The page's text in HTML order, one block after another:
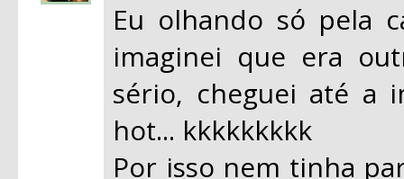
Eu olhando só pela
imaginei que era
sério, cheguei até a
hot... kkkkkkkkk
Por isso nem tinha